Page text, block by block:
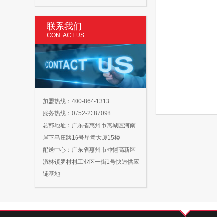
联系我们
CONTACT US
加盟热线：400-864-1313
服务热线：0752-2387098
总部地址：广东省惠州市惠城区河南
岸下马庄路16号星意大厦15楼
配送中心：广东省惠州市仲恺高新区
沥林镇罗村村工业区一街1号快迪供应
链基地